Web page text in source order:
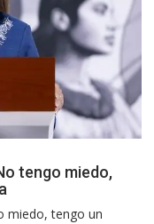
tengo miedo,
miedo, tengo un